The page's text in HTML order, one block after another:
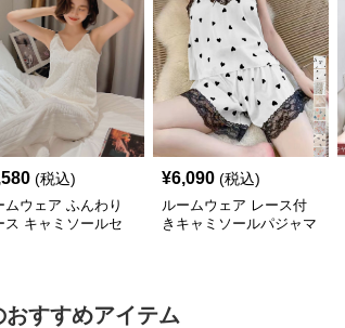
(税込)
ムウェア ふんわり
ス キャミソールセ
¥6,090 (税込)
ルームウェア レース付
きキャミソールパジャマ
おすすめアイテム